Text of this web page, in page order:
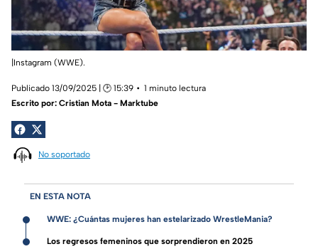
|Instagram (WWE).
Publicado 13/09/2025 | 🕑 15:39
1 minuto lectura
Escrito por: Cristian Mota - Marktube
No soportado
EN ESTA NOTA
WWE: ¿Cuántas mujeres han estelarizado WrestleMania?
Los regresos femeninos que sorprendieron en 2025